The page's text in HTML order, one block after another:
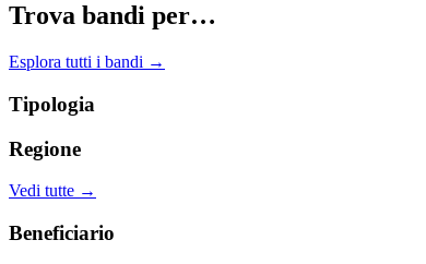
Trova bandi per…
Esplora tutti i bandi →
Tipologia
Regione
Vedi tutte →
Beneficiario